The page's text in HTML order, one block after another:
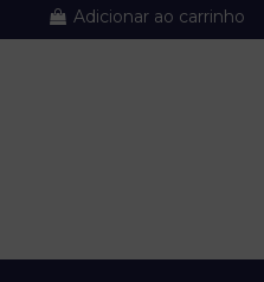
Adicionar ao carrinho